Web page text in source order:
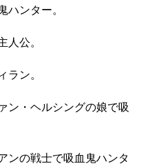
ハンター。
人公。
ラン。
ン・ヘルシングの娘で吸
ンの戦士で吸血鬼ハンタ